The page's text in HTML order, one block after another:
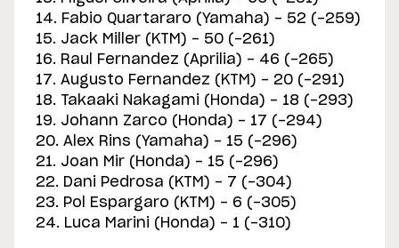
14. Fabio Quartararo (Yamaha) - 52 (-259)
15. Jack Miller (KTM) - 50 (-261)
16. Raul Fernandez (Aprilia) - 46 (-265)
17. Augusto Fernandez (KTM) - 20 (-291)
18. Takaaki Nakagami (Honda) - 18 (-293)
19. Johann Zarco (Honda) - 17 (-294)
20. Alex Rins (Yamaha) - 15 (-296)
21. Joan Mir (Honda) - 15 (-296)
22. Dani Pedrosa (KTM) - 7 (-304)
23. Pol Espargaro (KTM) - 6 (-305)
24. Luca Marini (Honda) - 1 (-310)